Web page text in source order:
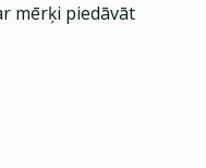
mērķi piedāvāt